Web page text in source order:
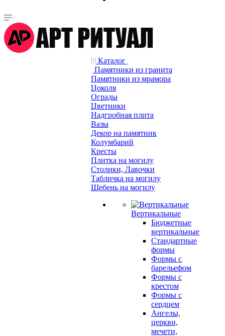
Каталог
Памятники из гранита
Памятники из мрамора
Цоколя
Ограды
Цветники
Надгробная плита
Вазы
Декор на памятник
Колумбарий
Кресты
Плитка на могилу
Столики, Лавочки
Табличка на могилу
Щебень на могилу
Вертикальные
Бюджетные
вертикальные
Стандартные
формы
Формы с
барельефом
Формы с
крестом
Формы с
сердцем
Ангелы,
церкви,
мечети,